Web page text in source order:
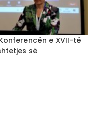
e XVII-të
së